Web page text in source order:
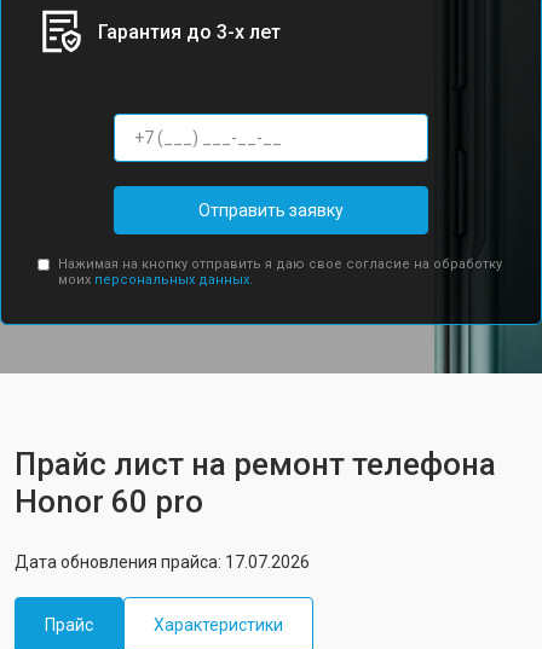
Гарантия до 3-х лет
Отправить заявку
Нажимая на кнопку отправить я даю свое согласие на обработку
моих персональных данных.
Прайс лист на ремонт телефона
Honor 60 pro
Дата обновления прайса: 17.07.2026
Прайс Характеристики